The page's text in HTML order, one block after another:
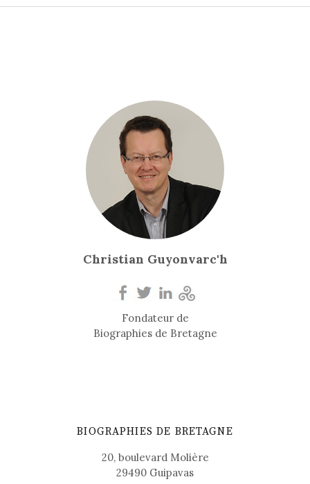
Christian Guyonvarc'h
Fondateur de
Biographies de Bretagne
BIOGRAPHIES DE BRETAGNE
20, boulevard Molière
29490 Guipavas